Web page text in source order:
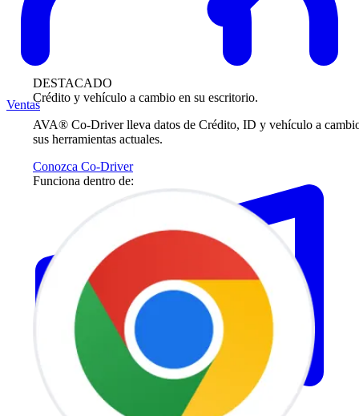
DESTACADO
Crédito y vehículo a cambio en su escritorio.
AVA® Co-Driver lleva datos de Crédito, ID y vehículo a
sus herramientas actuales.
Conozca Co-Driver
Funciona dentro de:
Ventas